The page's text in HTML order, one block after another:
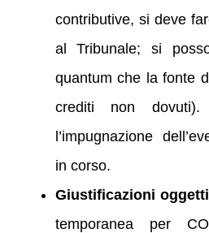
contributive, si deve
al Tribunale; si
quantum che la fonte
crediti non
l’impugnazione
in corso.
Giustificazioni
temporanea per